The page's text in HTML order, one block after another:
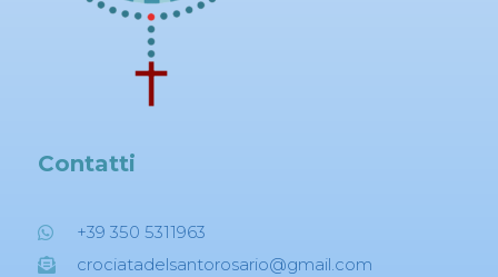
Contatti
+39 350 5311963
crociatadelsantorosario@gmail.com